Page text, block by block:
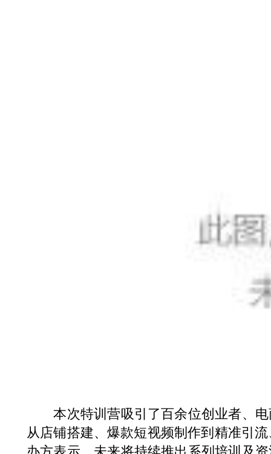
本次特训营吸引了百余位创业者、电
从店铺搭建、爆款短视频制作到精准引